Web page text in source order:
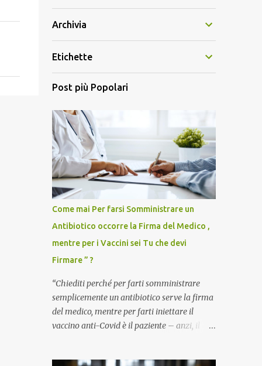
Archivia
Etichette
Post più Popolari
Come mai Per farsi Somministrare un
Antibiotico occorre la Firma del Medico ,
mentre per i Vaccini sei Tu che devi
Firmare ” ?
“Chiediti perché per farti somministrare
semplicemente un antibiotico serve la firma
del medico, mentre per farti iniettare il
vaccino anti-Covid è il paziente – anzi, il